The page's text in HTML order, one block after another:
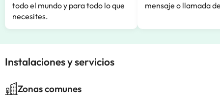
todo el mundo y para todo lo que
necesites.
mensaje o llamada
Instalaciones y servicios
Zonas comunes